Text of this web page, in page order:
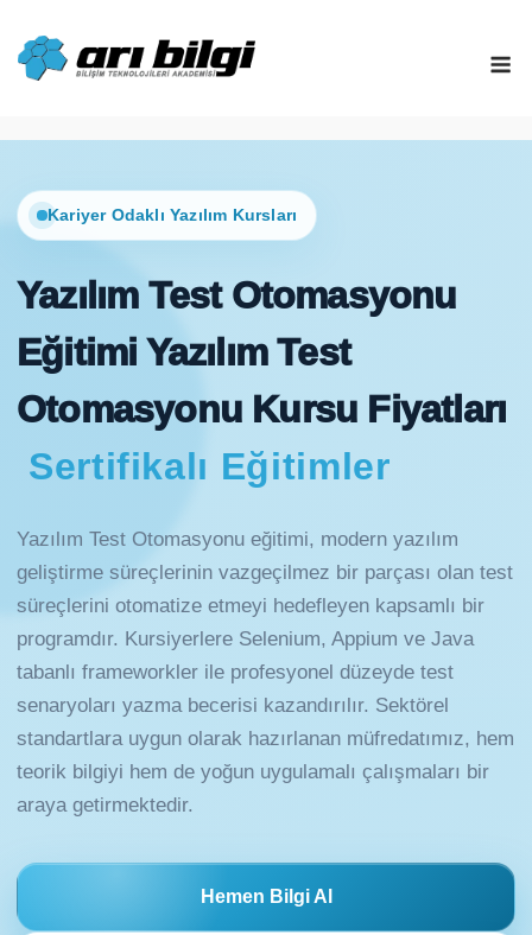
content
Kariyer Odaklı Yazılım Kursları
Yazılım Test Otomasyonu
Eğitimi Yazılım Test
Otomasyonu Kursu Fiyatları
Sertifikalı Eğitimler
Yazılım Test Otomasyonu eğitimi, modern yazılım
geliştirme süreçlerinin vazgeçilmez bir parçası olan test
süreçlerini otomatize etmeyi hedefleyen kapsamlı bir
programdır. Kursiyerlere Selenium, Appium ve Java
tabanlı frameworkler ile profesyonel düzeyde test
senaryoları yazma becerisi kazandırılır. Sektörel
standartlara uygun olarak hazırlanan müfredatımız, hem
teorik bilgiyi hem de yoğun uygulamalı çalışmaları bir
araya getirmektedir.
Hemen Bilgi Al